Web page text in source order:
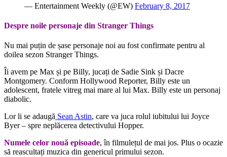
— Entertainment Weekly (@EW) February 8, 2017
Despre noile personaje din Stranger Things
Nu mai puțin de șase personaje noi au fost confirmate pentru al
doilea sezon Stranger Things.
Îi avem pe Max și pe Billy, jucați de Sadie Sink și Dacre
Montgomery. Conform Hollywood Reporter, Billy este un
adolescent, fratele vitreg mai mare al lui Max. Billy este un personaj
diabolic.
Lor li se adaugă Sean Astin, care va juca rolul iubitului lui Joyce
Byer – spre neplăcerea detectivului Hopper.
Numele celor nouă episoade, în filmulețul de mai jos. Plus o ocazie
să reascultați muzica din genericul primului sezon.